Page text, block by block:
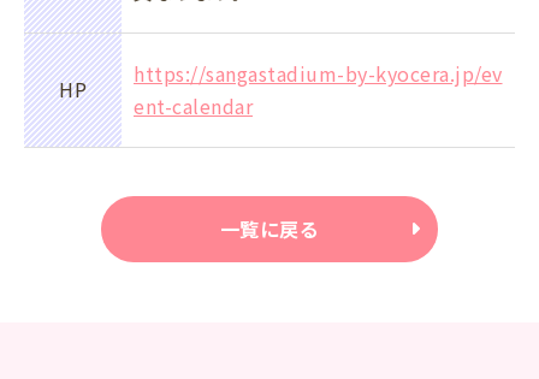
HP
https://sangastadium-by-kyocera.jp/ev
ent-calendar
一覧に戻る